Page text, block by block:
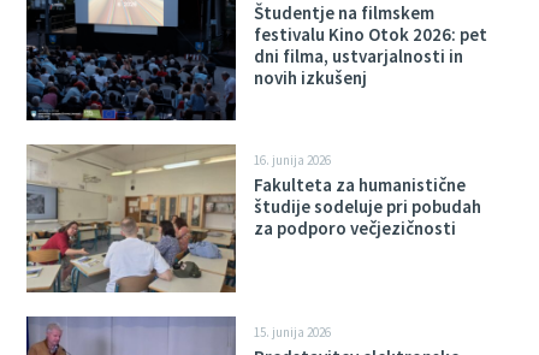
Študentje na filmskem
festivalu Kino Otok 2026: pet
dni filma, ustvarjalnosti in
novih izkušenj
16. junija 2026
Fakulteta za humanistične
študije sodeluje pri pobudah
za podporo večjezičnosti
15. junija 2026